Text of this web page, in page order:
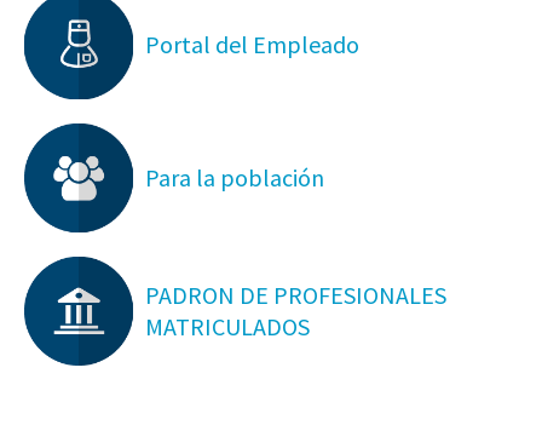
Portal del Empleado
Para la población
PADRON DE PROFESIONALES
MATRICULADOS